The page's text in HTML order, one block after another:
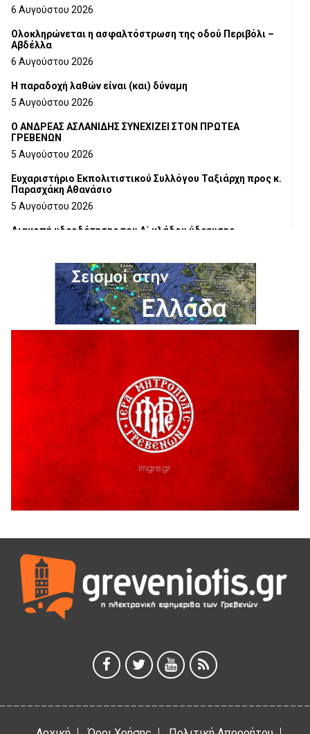
6 Αυγούστου 2026
Ολοκληρώνεται η ασφαλτόστρωση της οδού Περιβόλι –
Αβδέλλα
6 Αυγούστου 2026
H παραδοχή λαθών είναι (και) δύναμη
5 Αυγούστου 2026
Ο ΑΝΔΡΕΑΣ ΑΣΛΑΝΙΔΗΣ ΣΥΝΕΧΙΖΕΙ ΣΤΟΝ ΠΡΩΤΕΑ
ΓΡΕΒΕΝΩΝ
5 Αυγούστου 2026
Ευχαριστήριο Εκπολιτιστικού Συλλόγου Ταξιάρχη προς κ.
Παρασχάκη Αθανάσιο
5 Αυγούστου 2026
Διακοπή υδροδότησης του Α΄ κλάδου ύδρευσης
Η Marseaux στα Γρεβενά για μια μοναδική συναυλία
5 Αυγούστου 2026
Θερινό Σινεμά στο πλαίσιο του «Πολιτιστικού
Καλοκαιριού 2026» με την βραβευμένη ταινία «Μικρές
Ανάσες».
5 Αυγούστου 2026
Γρεβενά: Συνελήφθη 18χρονος αλλοδαπός, για κλοπή
εξοπλισμού γυμναστηρίου
5 Αυγούστου 2026
ΑΗ ΛΑΟΣ | 5 Αυγούστου | Υπαίθριο Θέατρο “Καστράκι”,
41η Γιορτή Κρασιού στο Τρίκωμο – «Γιορτή Παράδοσης»
5 Αυγούστου 2026
ΕΥΧΑΡΙΣΤΙΕΣ Φυσιολατρικού Συλλόγου Γρεβενών
4 Αυγούστου 2026
Έκτακτη χρηματοδότηση 400.000€ για επιπλέον εργασίες
στο Δημοτικό Στάδιο Γρεβενών «Μίλτος Τεντόγλου»